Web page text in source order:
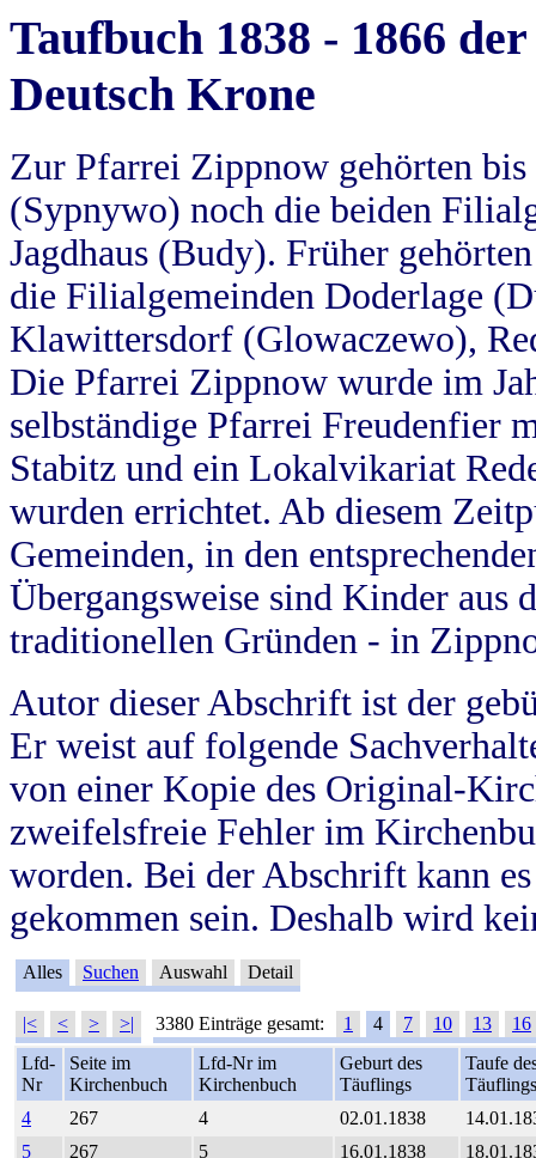
Taufbuch 1838 - 1866
Deutsch Krone
Zur Pfarrei Zippnow gehörten
(Sypnywo) noch die beiden
Jagdhaus (Budy). Früher
die Filialgemeinden Doderlage
Klawittersdorf (Glowaczewo),
Die Pfarrei Zippnow wurde im
selbständige Pfarrei Freudenfier
Stabitz und ein Lokalvikariat
wurden errichtet. Ab diesem
Gemeinden, in den
Übergangsweise sind Kinder aus
traditionellen Gründen - in
Autor dieser Abschrift ist der
Er weist auf folgende
von einer Kopie des Original-
zweifelsfreie Fehler im
worden. Bei der Abschrift kann
gekommen sein. Deshalb wird
Alles Suchen Auswahl Detail
|< < > >| 3380 Einträge gesamt: 1 4 7 10 13
16
Lfd-
Nr
Seite im
Kirchenbuch
Lfd-Nr im
Kirchenbuch
Geburt des
Täuflings
Taufe
Täuflings
4
267 4 02.01.1838
5
267 5 16.01.1838